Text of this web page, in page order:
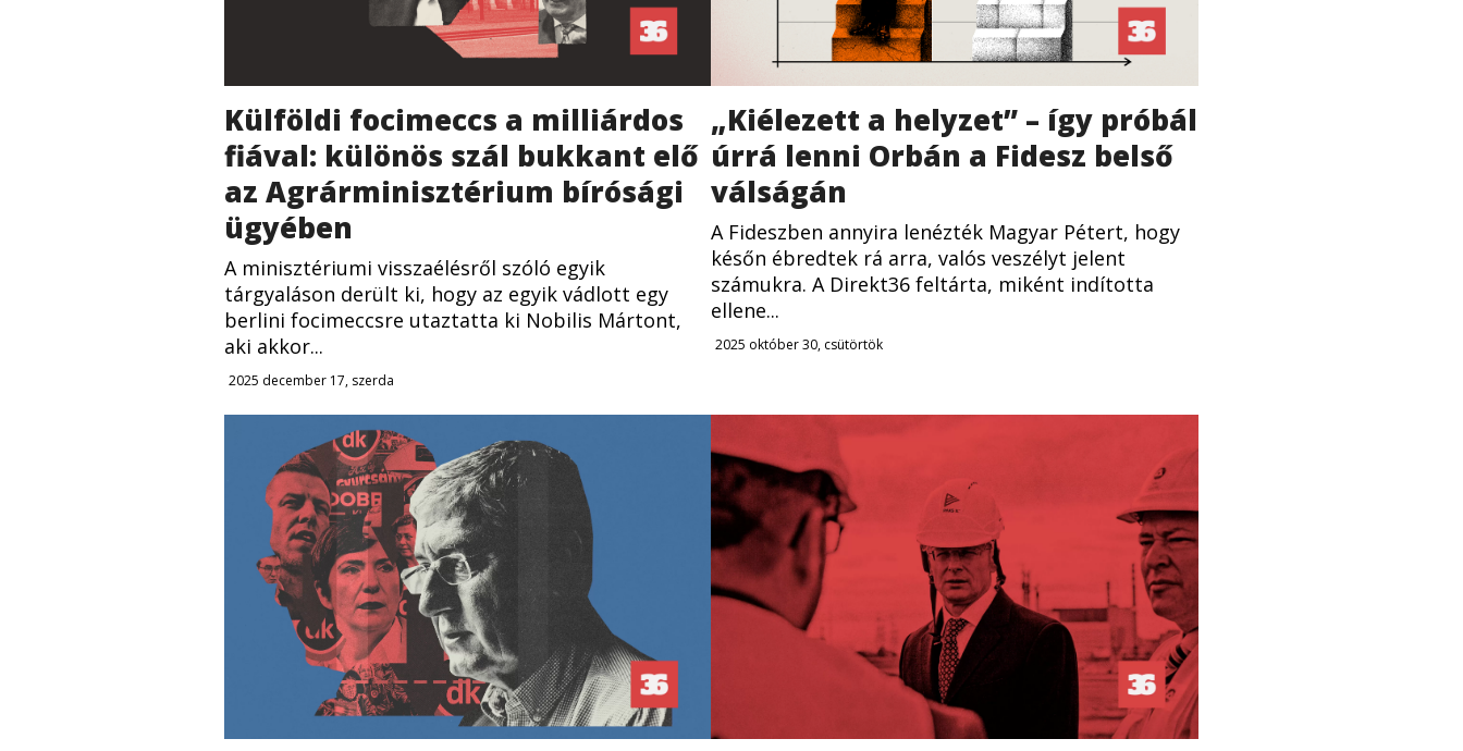
Külföldi focimeccs a milliárdos
fiával: különös szál bukkant elő
az Agrárminisztérium bírósági
ügyében
A minisztériumi visszaélésről szóló egyik
tárgyaláson derült ki, hogy az egyik vádlott egy
berlini focimeccsre utaztatta ki Nobilis Mártont,
aki akkor...
2025 december 17, szerda
„Kiélezett a helyzet” – így próbál
úrrá lenni Orbán a Fidesz belső
válságán
A Fideszben annyira lenézték Magyar Pétert, hogy
későn ébredtek rá arra, valós veszélyt jelent
számukra. A Direkt36 feltárta, miként indította
ellene...
2025 október 30, csütörtök